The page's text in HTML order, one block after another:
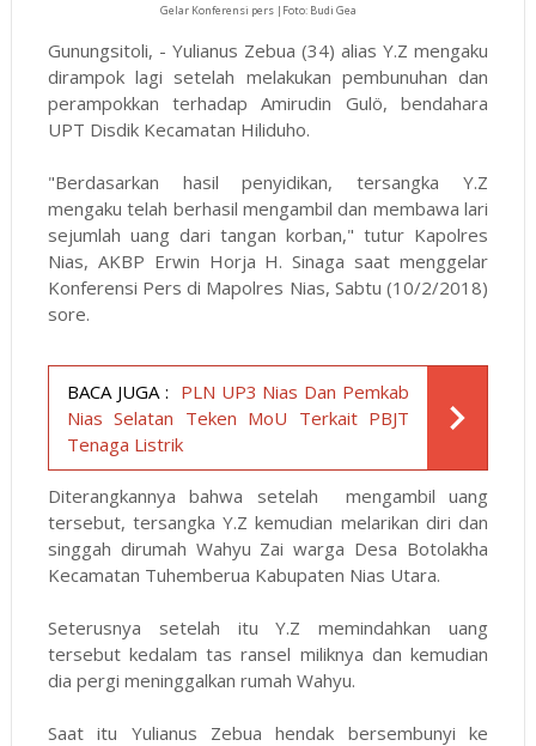
Gelar Konferensi pers |Foto: Budi Gea
Gunungsitoli, - Yulianus Zebua (34) alias Y.Z mengaku
dirampok lagi setelah melakukan pembunuhan dan
perampokkan terhadap Amirudin Gulö, bendahara
UPT Disdik Kecamatan Hiliduho.
"Berdasarkan hasil penyidikan, tersangka Y.Z
mengaku telah berhasil mengambil dan membawa lari
sejumlah uang dari tangan korban," tutur Kapolres
Nias, AKBP Erwin Horja H. Sinaga saat menggelar
Konferensi Pers di Mapolres Nias, Sabtu (10/2/2018)
sore.
BACA JUGA : PLN UP3 Nias Dan Pemkab
Nias Selatan Teken MoU Terkait PBJT
Tenaga Listrik
Diterangkannya bahwa setelah mengambil uang
tersebut, tersangka Y.Z kemudian melarikan diri dan
singgah dirumah Wahyu Zai warga Desa Botolakha
Kecamatan Tuhemberua Kabupaten Nias Utara.
Seterusnya setelah itu Y.Z memindahkan uang
tersebut kedalam tas ransel miliknya dan kemudian
dia pergi meninggalkan rumah Wahyu.
Saat itu Yulianus Zebua hendak bersembunyi ke